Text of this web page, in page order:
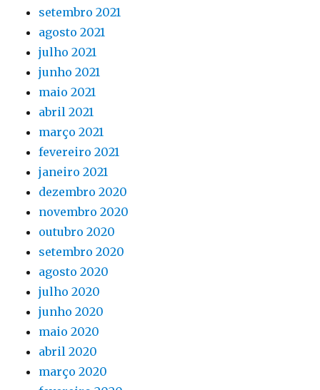
setembro 2021
agosto 2021
julho 2021
junho 2021
maio 2021
abril 2021
março 2021
fevereiro 2021
janeiro 2021
dezembro 2020
novembro 2020
outubro 2020
setembro 2020
agosto 2020
julho 2020
junho 2020
maio 2020
abril 2020
março 2020